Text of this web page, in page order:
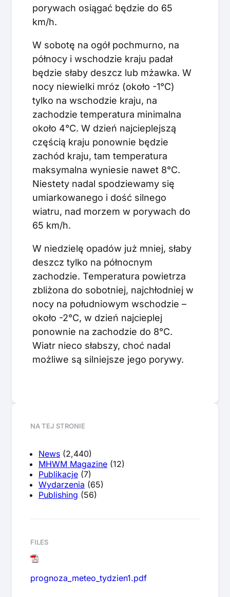
porywach osiągać będzie do 65
km/h.
W sobotę na ogół pochmurno, na
północy i wschodzie kraju padał
będzie słaby deszcz lub mżawka. W
nocy niewielki mróz (około -1°C)
tylko na wschodzie kraju, na
zachodzie temperatura minimalna
około 4°C. W dzień najcieplejszą
częścią kraju ponownie będzie
zachód kraju, tam temperatura
maksymalna wyniesie nawet 8°C.
Niestety nadal spodziewamy się
umiarkowanego i dość silnego
wiatru, nad morzem w porywach do
65 km/h.
W niedzielę opadów już mniej, słaby
deszcz tylko na północnym
zachodzie. Temperatura powietrza
zbliżona do sobotniej, najchłodniej w
nocy na południowym wschodzie –
około -2°C, w dzień najcieplej
ponownie na zachodzie do 8°C.
Wiatr nieco słabszy, choć nadal
możliwe są silniejsze jego porywy.
NA TEJ STRONIE
News (2,440)
MHWM Magazine (12)
Publikacje (7)
Wydarzenia (65)
Publishing (56)
FILES
prognoza_meteo_tydzien1.pdf